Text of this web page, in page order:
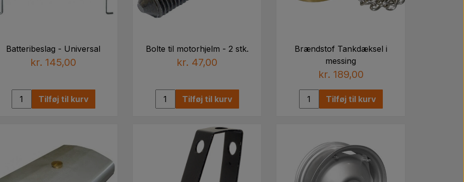
Batteribeslag - Universal
kr. 145,00
Tilføj til kurv
Bolte til motorhjelm - 2 stk.
kr. 47,00
Tilføj til kurv
Brændstof Tankdæksel i
messing
kr. 189,00
Tilføj til kurv